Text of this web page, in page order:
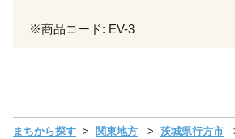
※商品コード: EV-3
まちから探す 関東地方
茨城県行方市